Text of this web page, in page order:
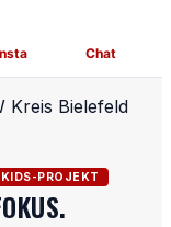
Chat
PROJEKT